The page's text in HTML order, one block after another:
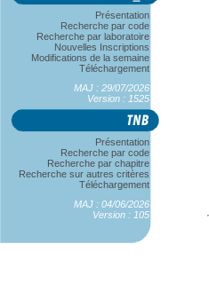
Présentation
Recherche par code
Recherche par laboratoire
Nouvelles Inscriptions
Modifications de la semaine
Téléchargement
MAJ : 29/07/2026
Version : 1525
Présentation
Recherche par code
Recherche par chapitre
Recherche sur autres critères
Téléchargement
MAJ : 04/06/2026
Version : 105